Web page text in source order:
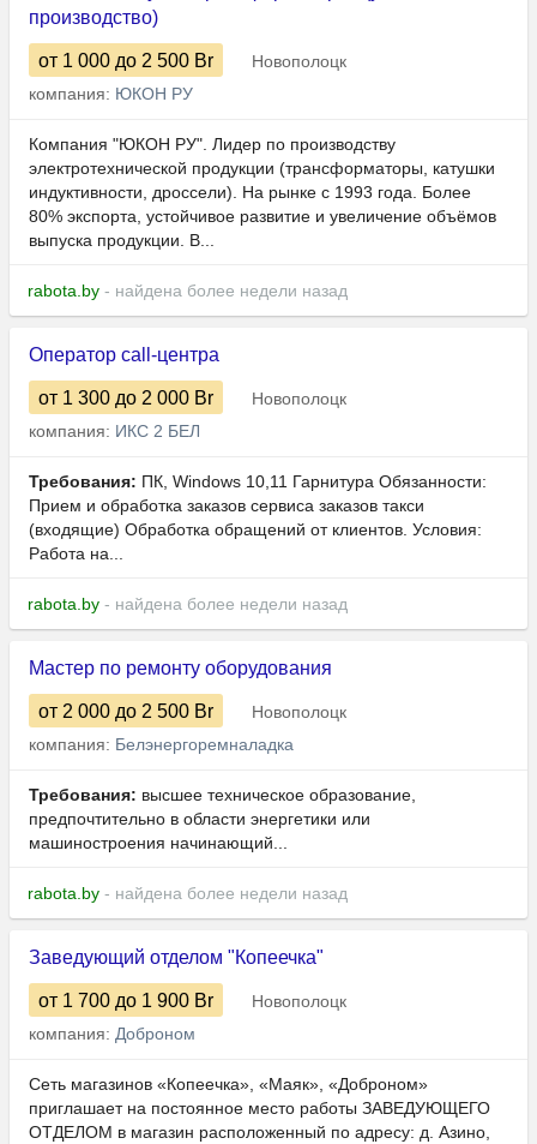
производство)
от 1 000 до 2 500 Br
Новополоцк
компания: ЮКОН РУ
Компания "ЮКОН РУ". Лидер по производству
электротехнической продукции (трансформаторы, катушки
индуктивности, дроссели). На рынке с 1993 года. Более
80% экспорта, устойчивое развитие и увеличение объёмов
выпуска продукции. В...
rabota.by - найдена более недели назад
Оператор call-центра
от 1 300 до 2 000 Br
Новополоцк
компания: ИКС 2 БЕЛ
Требования: ПК, Windows 10,11 Гарнитура Обязанности:
Прием и обработка заказов сервиса заказов такси
(входящие) Обработка обращений от клиентов. Условия:
Работа на...
rabota.by - найдена более недели назад
Мастер по ремонту оборудования
от 2 000 до 2 500 Br
Новополоцк
компания: Белэнергоремналадка
Требования: высшее техническое образование,
предпочтительно в области энергетики или
машиностроения начинающий...
rabota.by - найдена более недели назад
Заведующий отделом "Копеечка"
от 1 700 до 1 900 Br
Новополоцк
компания: Доброном
Сеть магазинов «Копеечка», «Маяк», «Доброном»
приглашает на постоянное место работы ЗАВЕДУЮЩЕГО
ОТДЕЛОМ в магазин расположенный по адресу: д. Азино,